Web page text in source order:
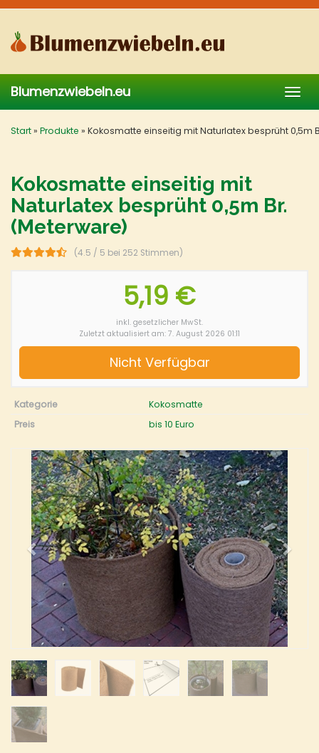
Skip
main
content
Blumenzwiebeln.eu
Start» Produkte » Kokosmatte einseitig mit Naturlatex besprüht 0,5m
Kokosmatte einseitig mit
Naturlatex besprüht 0,5m Br.
(Meterware)
(4.5 / 5 bei 252 Stimmen)
5,19 €
inkl. gesetzlicher MwSt.
Zuletzt aktualisiert am: 7. August 2026 01:11
Nicht Verfügbar
Kategorie
Kokosmatte
Preis
bis 10 Euro